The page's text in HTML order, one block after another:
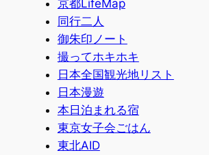
京都LifeMap
同行二人
御朱印ノート
撮ってホキホキ
日本全国観光地リスト
日本漫遊
本日泊まれる宿
東京女子会ごはん
東北AID